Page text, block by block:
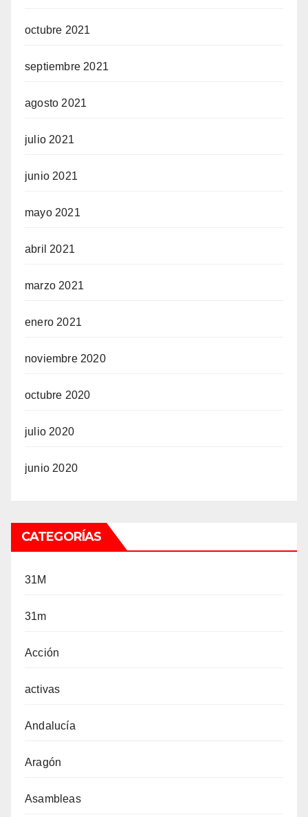
octubre 2021
septiembre 2021
agosto 2021
julio 2021
junio 2021
mayo 2021
abril 2021
marzo 2021
enero 2021
noviembre 2020
octubre 2020
julio 2020
junio 2020
CATEGORÍAS
31M
31m
Acción
activas
Andalucía
Aragón
Asambleas